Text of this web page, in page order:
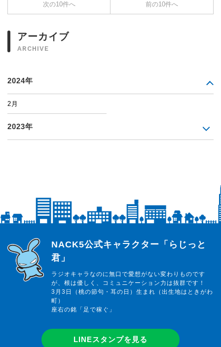
次の10件へ 前の10件へ
アーカイブ
ARCHIVE
2024年
2月
2023年
らじっと君
NACK5公式キャラクター「らじっと
君」
ラジオキャラなのに無口で愛想がない変わりものです
が、根は優しく、コミュニケーション力は抜群です！
3月3日（桃の節句・耳の日）生まれ（出生地はときがわ
町）
座右の銘「足で稼ぐ」
LINEスタンプを見る